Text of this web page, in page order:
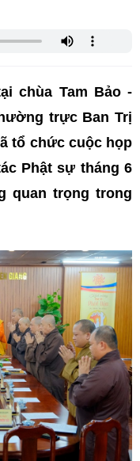
chùa Tam Bảo -
trực Ban Trị
tổ chức cuộc họp
Phật sự tháng 6
quan trọng trong